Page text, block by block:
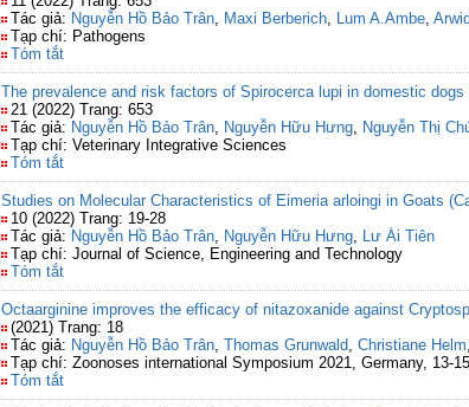
Tác giả: Nguyễn Hồ Bảo Trân, Maxi Berberich, Lum A.Ambe,
Tạp chí: Pathogens
Tóm tắt
The prevalence and risk factors of Spirocerca lupi in domestic
21 (2022) Trang: 653
Tác giả: Nguyễn Hồ Bảo Trân, Nguyễn Hữu Hưng, Nguyễn Thị
Tạp chí: Veterinary Integrative Sciences
Tóm tắt
Studies on Molecular Characteristics of Eimeria arloingi in Goats
10 (2022) Trang: 19-28
Tác giả: Nguyễn Hồ Bảo Trân, Nguyễn Hữu Hưng, Lư Ái Tiên
Tạp chí: Journal of Science, Engineering and Technology
Tóm tắt
Octaarginine improves the efficacy of nitazoxanide against
(2021) Trang: 18
Tác giả: Nguyễn Hồ Bảo Trân, Thomas Grunwald, Christiane Helm,
Tạp chí: Zoonoses international Symposium 2021, Germany, 13-
Tóm tắt